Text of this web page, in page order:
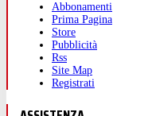
Abbonamenti
Prima Pagina
Store
Pubblicità
Rss
Site Map
Registrati